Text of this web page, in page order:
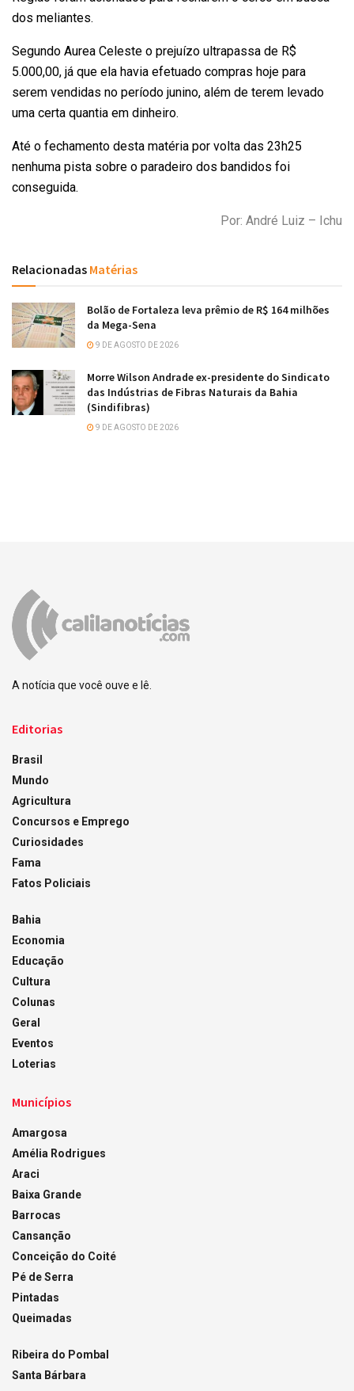
dos meliantes.
Segundo Aurea Celeste o prejuízo ultrapassa de R$
5.000,00, já que ela havia efetuado compras hoje para
serem vendidas no período junino, além de terem levado
uma certa quantia em dinheiro.
Até o fechamento desta matéria por volta das 23h25
nenhuma pista sobre o paradeiro dos bandidos foi
conseguida.
Por: André Luiz – Ichu
Relacionadas Matérias
Bolão de Fortaleza leva prêmio de R$ 164 milhões
da Mega-Sena
9 DE AGOSTO DE 2026
Morre Wilson Andrade ex-presidente do Sindicato
das Indústrias de Fibras Naturais da Bahia
(Sindifibras)
9 DE AGOSTO DE 2026
A notícia que você ouve e lê.
Editorias
Brasil
Mundo
Agricultura
Concursos e Emprego
Curiosidades
Fama
Fatos Policiais
Bahia
Economia
Educação
Cultura
Colunas
Geral
Eventos
Loterias
Municípios
Amargosa
Amélia Rodrigues
Araci
Baixa Grande
Barrocas
Cansanção
Conceição do Coité
Pé de Serra
Pintadas
Queimadas
Ribeira do Pombal
Santa Bárbara